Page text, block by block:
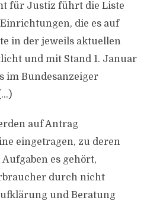
für Justiz führt die Liste
die es auf
in der jeweils aktuellen
und mit Stand 1. Januar
im Bundesanzeiger
auf Antrag
eingetragen, zu deren
es gehört,
durch nicht
und Beratung